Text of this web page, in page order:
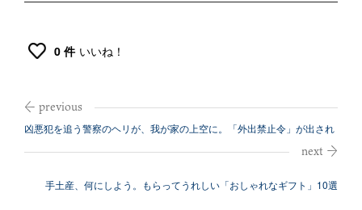
0 件 いいね！
凶悪犯を追う警察のヘリが、我が家の上空に。「外出禁止令」が出され
手土産、何にしよう。もらってうれしい「おしゃれなギフト」10選